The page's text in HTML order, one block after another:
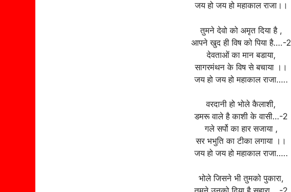
जय हो जय हो महाकाल राजा।।
तुमने देवो को अमृत दिया है ,
आपने खुद ही विष को पिया है….-2
देवताओं का मान बडाया,
सागरमंथन के विष से बचाया ।।
जय हो जय हो महाकाल राजा…..
वरदानी हो भोले कैलाशी,
डमरू वाले है काशी के वासी…-2
गले सर्पो का हार सजाया ,
सर भभुति का टीका लगाया ।।
जय हो जय हो महाकाल राजा…..
भोले जिसने भी तुमको पुकारा,